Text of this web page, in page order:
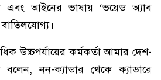
এবং আইনের ভাষায় ‘ভয়েড অ্যাব
উচ্চপর্যায়ের কর্মকর্তা আমার দেশ-
নন-ক্যাডার থেকে ক্যাডারে